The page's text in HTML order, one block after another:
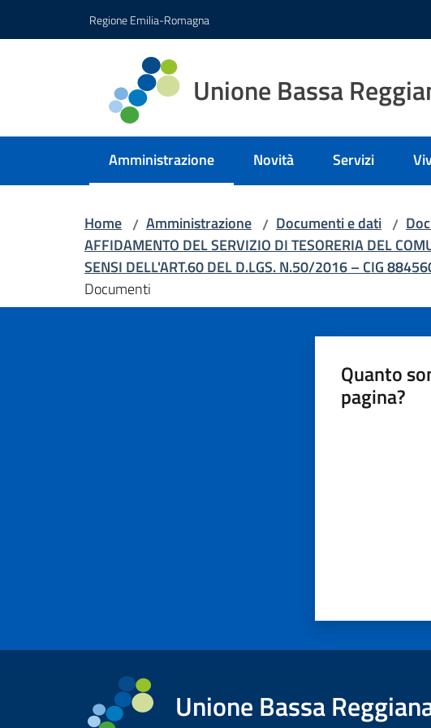
Regione Emilia-Romagna
Unione Bassa
Amministrazione
Menu selezionato Novità Servizi
Home / Amministrazione / Documenti e dati /
AFFIDAMENTO DEL SERVIZIO DI TESORERIA DEL
SENSI DELL'ART.60 DEL D.LGS. N.50/2016 – CIG
Documenti
Quanto
pagina?
Unione Bassa